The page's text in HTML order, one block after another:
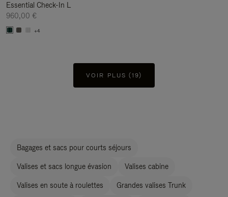
Essential Check-In L
960,00 €
+4
VOIR PLUS (19)
Bagages et sacs pour courts séjours
Valises et sacs longue évasion Valises cabine
Valises en soute à roulettes Grandes valises Trunk